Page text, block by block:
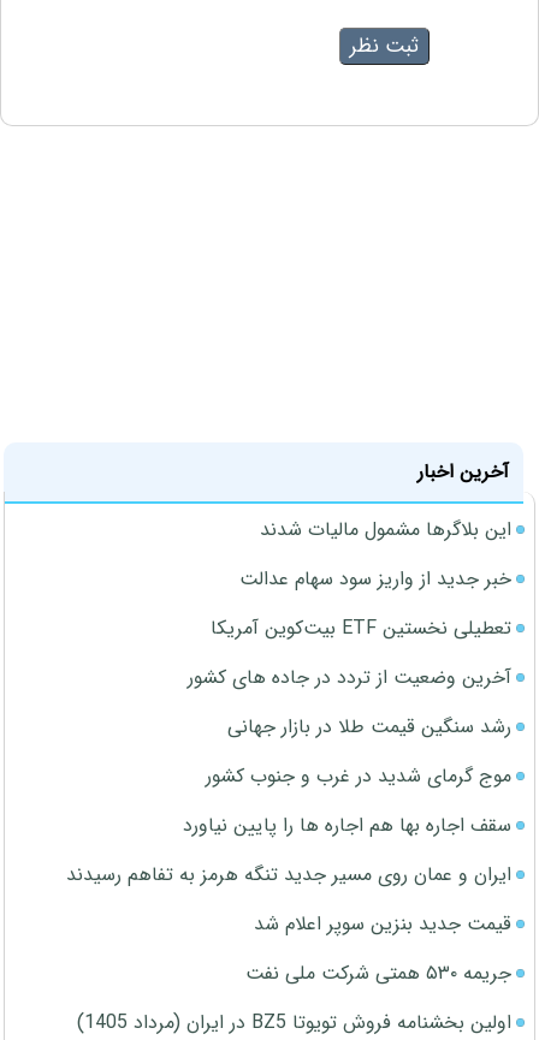
آخرین اخبار
این بلاگرها مشمول مالیات شدند
خبر جدید از واریز سود سهام عدالت
تعطیلی نخستین ETF بیت‌کوین آمریکا
آخرین وضعیت از تردد در جاده های کشور
رشد سنگین قیمت طلا در بازار جهانی
موج گرمای شدید در غرب و جنوب کشور
سقف اجاره بها هم اجاره ها را پایین نیاورد
ایران و عمان روی مسیر جدید تنگه هرمز به تفاهم رسیدند
قیمت جدید بنزین سوپر اعلام شد
جریمه ۵۳۰ همتی شرکت ملی نفت
اولین بخشنامه فروش تویوتا BZ5 در ایران (مرداد 1405)